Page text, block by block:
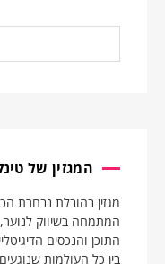
המגזין של
מגזין בהובלת נבחרת
התוכן והנכסים